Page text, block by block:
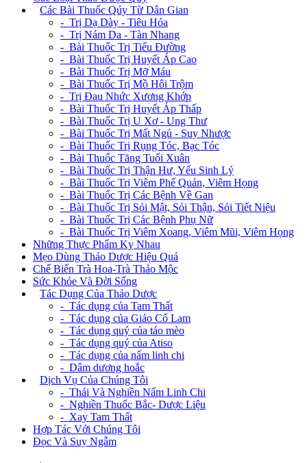
Các Bài Thuốc Qúy Từ Dân Gian
- Trị Dạ Dày - Tiêu Hóa
- Trị Nám Da - Tàn Nhang
- Bài Thuốc Trị Tiểu Đường
- Bài Thuốc Trị Huyết Áp Cao
- Bài Thuốc Trị Mỡ Máu
- Bài Thuốc Trị Mồ Hôi Trộm
- Trị Đau Nhức Xương Khớp
- Bài Thuốc Trị Huyết Áp Thấp
- Bài Thuốc Trị U Xơ - Ung Thư
- Bài Thuốc Trị Mất Ngủ - Suy Nhược
- Bài Thuốc Trị Rụng Tóc, Bạc Tóc
- Bài Thuốc Tăng Tuổi Xuân
- Bài Thuốc Trị Thận Hư, Yếu Sinh Lý
- Bài Thuốc Trị Viêm Phế Quản, Viêm Họng
- Bài Thuốc Trị Các Bệnh Về Gan
- Bài Thuốc Trị Sỏi Mật, Sỏi Thận, Sỏi Tiết Niệu
- Bài Thuốc Trị Các Bệnh Phụ Nữ
- Bài Thuốc Trị Viêm Xoang, Viêm Mũi, Viêm Họng
Những Thực Phẩm Kỵ Nhau
Mẹo Dùng Thảo Dược Hiệu Quả
Chế Biến Trà Hoa-Trà Thảo Mộc
Sức Khỏe Và Đời Sống
Tác Dụng Của Thảo Dược
- Tác dụng của Tam Thất
- Tác dụng của Giảo Cổ Lam
- Tác dụng quý của táo mèo
- Tác dụng quý của Atiso
- Tác dụng của nấm linh chi
- Dâm dương hoắc
Dịch Vụ Của Chúng Tôi
- Thái Và Nghiền Nấm Linh Chi
- Nghiền Thuốc Bắc- Dược Liệu
- Xay Tam Thất
Hợp Tác Với Chúng Tôi
Đọc Và Suy Ngẫm